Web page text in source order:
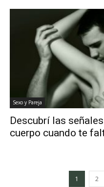
Sexo y Pareja
Descubrí las
cuerpo cuando te
1 2